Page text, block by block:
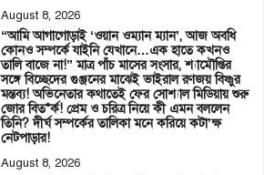
August 8, 2026
“আমি আগাগোড়াই ‘ওয়ান ওম্যান ম্যান’, আজ অবধি
কোনও সম্পর্কে যাইনি যেখানে…এক হাতে কখনও
তালি বাজে না!” মাত্র পাঁচ মাসের সংসার, শ্যামৌপ্তির
সঙ্গে বিচ্ছেদের গুঞ্জনের মাঝেই ভাইরাল রণজয় বিষ্ণুর
মন্তব্য! অভিনেতার কথাতেই ফের সোশ্যাল মিডিয়ায় শুরু
জোর বিত*র্ক! প্রেম ও চরিত্র নিয়ে কী এমন বললেন
তিনি? দীর্ঘ সম্পর্কের তালিকা মনে করিয়ে কটা’ক্ষ
নেটপাড়ার!
August 8, 2026